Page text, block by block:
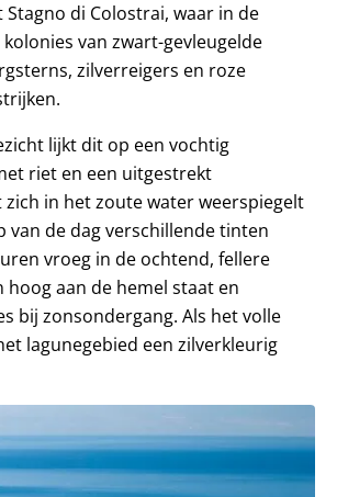
di Colostrai, waar in de
van zwart-gevleugelde
zilverreigers en roze
lijkt dit op een vochtig
riet en een uitgestrekt
zich in het zoute water weerspiegelt
van de dag verschillende tinten
vroeg in de ochtend, fellere
hoog aan de hemel staat en
bij zonsondergang. Als het volle
lagunegebied een zilverkleurig